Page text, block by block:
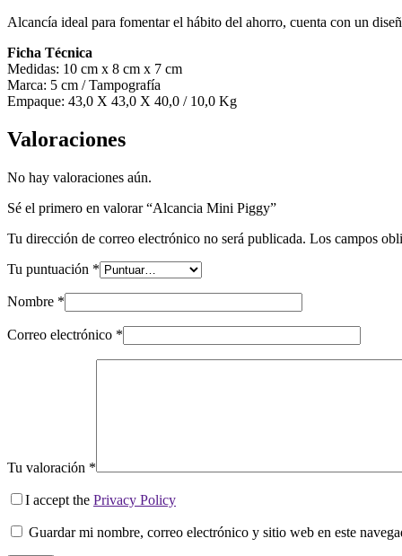
Alcancía ideal para fomentar el hábito del ahorro, cuenta con un
Ficha Técnica
Medidas: 10 cm x 8 cm x 7 cm
Marca: 5 cm / Tampografía
Empaque: 43,0 X 43,0 X 40,0 / 10,0 Kg
Valoraciones
No hay valoraciones aún.
Sé el primero en valorar “Alcancia Mini Piggy”
Tu dirección de correo electrónico no será publicada. Los campos
Tu puntuación *
Nombre *
Correo electrónico *
Tu valoración *
I accept the Privacy Policy
Guardar mi nombre, correo electrónico y sitio web en este